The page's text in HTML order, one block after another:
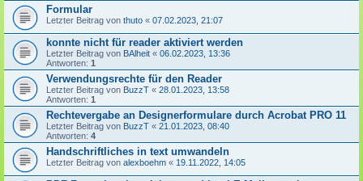
Formular
Letzter Beitrag von thuto « 07.02.2023, 21:07
konnte nicht für reader aktiviert werden
Letzter Beitrag von BAlheit « 06.02.2023, 13:36
Antworten: 1
Verwendungsrechte für den Reader
Letzter Beitrag von BuzzT « 28.01.2023, 13:58
Antworten: 1
Rechtevergabe an Designerformulare durch Acrobat PRO 11
Letzter Beitrag von BuzzT « 21.01.2023, 08:40
Antworten: 4
Handschriftliches in text umwandeln
Letzter Beitrag von alexboehm « 19.11.2022, 14:05